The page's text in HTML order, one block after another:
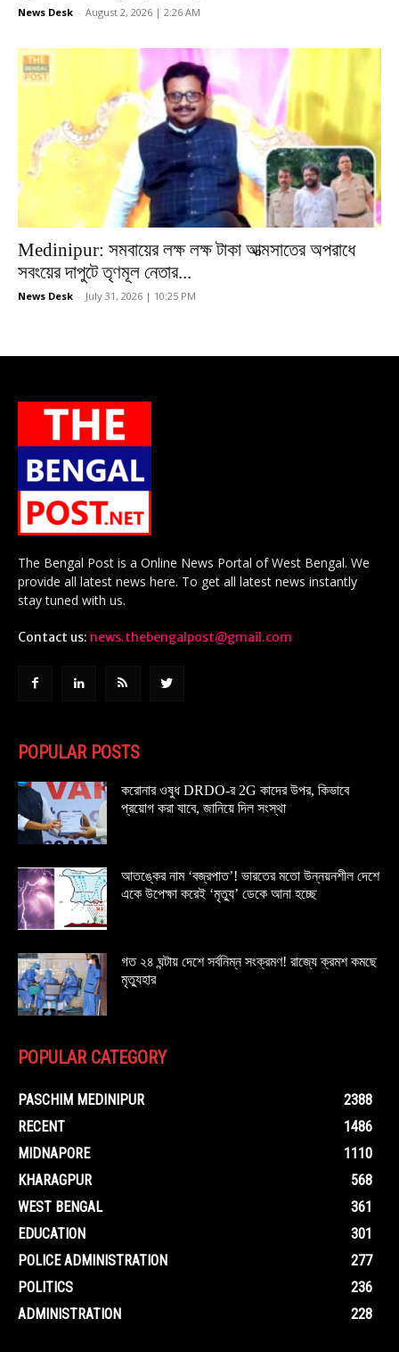
News Desk - August 2, 2026 | 2:26 AM
Medinipur: সমবায়ের লক্ষ লক্ষ টাকা আত্মসাতের অপরাধে
সবংয়ের দাপুটে তৃণমূল নেতার...
News Desk - July 31, 2026 | 10:25 PM
The Bengal Post is a Online News Portal of West Bengal. We
provide all latest news here. To get all latest news instantly
stay tuned with us.
Contact us: news.thebengalpost@gmail.com
POPULAR POSTS
করোনার ওষুধ DRDO-র 2G কাদের উপর, কিভাবে
প্রয়োগ করা যাবে, জানিয়ে দিল সংস্থা
আতঙ্কের নাম ‘বজ্রপাত’! ভারতের মতো উন্নয়নশীল দেশে
একে উপেক্ষা করেই ‘মৃত্যু’ ডেকে আনা হচ্ছে
গত ২৪ ঘন্টায় দেশে সর্বনিম্ন সংক্রমণ! রাজ্যে ক্রমশ কমছে
মৃত্যুহার
POPULAR CATEGORY
PASCHIM MEDINIPUR
2388
RECENT
1486
MIDNAPORE
1110
KHARAGPUR
568
WEST BENGAL
361
EDUCATION
301
POLICE ADMINISTRATION
277
POLITICS
236
ADMINISTRATION
228